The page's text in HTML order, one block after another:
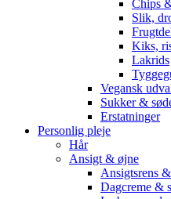
Chips
Slik,
Kiks,
Lakrids
Vegansk
Sukker &
Erstatninger
Personlig pleje
Hår
Ansigt & øjne
Ansigtsrens
Dagcreme &